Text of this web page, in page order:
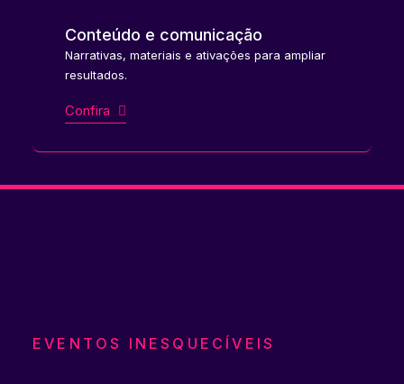
Conteúdo e comunicação
Narrativas, materiais e ativações para ampliar
resultados.
Confira
EVENTOS INESQUECÍVEIS